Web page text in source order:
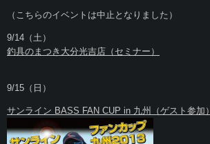
（こちらのイベントは中止となりました）
9/14（土）
釣具のまつき大分光吉店（セミナー）
9/15（日）
サンライン BASS FAN CUP in 九州（ゲスト参加）